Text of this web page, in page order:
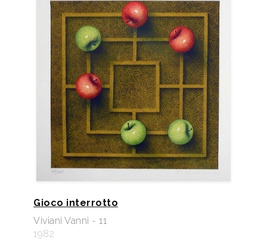
Gioco interrotto
Viviani Vanni - 11
1982